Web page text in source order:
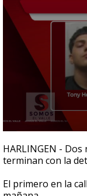
seconds
of
55
HARLINGEN -
terminan con la
El primero en la